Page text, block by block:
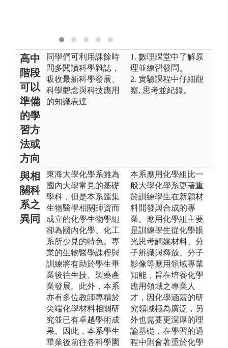
高中
階段
可以
準備
的學
習方
法或
方向
同學們可利用課餘時
間多閱讀科學雜誌，
吸收最新科學發展、
科學觀念與科技應用
的知識表達
1. 數理課堂中了解原
理並練習發問。
2. 實驗課程中仔細觀
察, 思考並紀錄。
與相
關科
系之
異同
東海大學化學系雖為
國內大學常見的基礎
學科，但是本系匯集
生物醫學相關師資而
成立的化學生物學組
卻為國內化學、化工
系所少見的特色。專
業的生物醫學課程與
訓練將有助於學生畢
業後往生技、製藥產
業發展。此外，本系
亦有多位教師專精於
尖端化學材料相關研
究並已有卓越學術成
果。因此，本系學生
畢業後前往各科學園
本系應用化學組比一
般大學化學系更著重
於訓練學生在新穎材
料開發與合成的專
業。應用化學組主要
是訓練學生從化學眼
光思考觸媒材料、分
子辨識與釋放、分子
影像等應用領域專業
知能，旨在培養化學
應用領域之專業人
才，因化學涵蓋的研
究領域極為廣泛，另
外也需要更深厚的理
論基礎，在學習的過
程中則會著重於化學